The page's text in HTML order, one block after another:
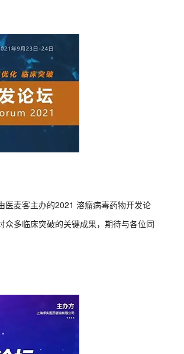
医麦客主办的2021 溶瘤病毒药物开发论
多临床突破的关键成果，期待与各位同